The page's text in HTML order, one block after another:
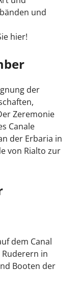
und
hier!
der
Zeremonie
Canale
der Erbaria in
von Rialto zur
dem Canal
in
Booten der